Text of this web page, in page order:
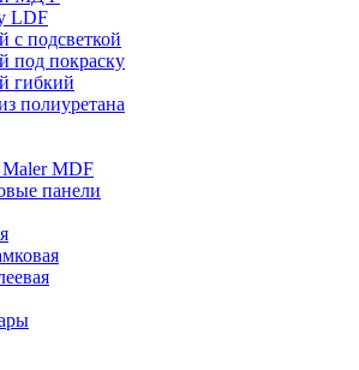
LDF
с подсветкой
под покраску
гибкий
полиуретана
MDF
панели